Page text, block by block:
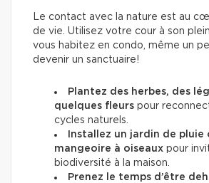
Le contact avec la nature est au
de vie. Utilisez votre cour à son
vous habitez en condo, même un
devenir un sanctuaire!
Plantez des herbes, des
quelques fleurs pour
cycles naturels.
Installez un jardin de pluie
mangeoire à oiseaux pour
biodiversité à la maison.
Prenez le temps d’être